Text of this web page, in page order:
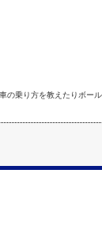
乗り方を教えたりボー